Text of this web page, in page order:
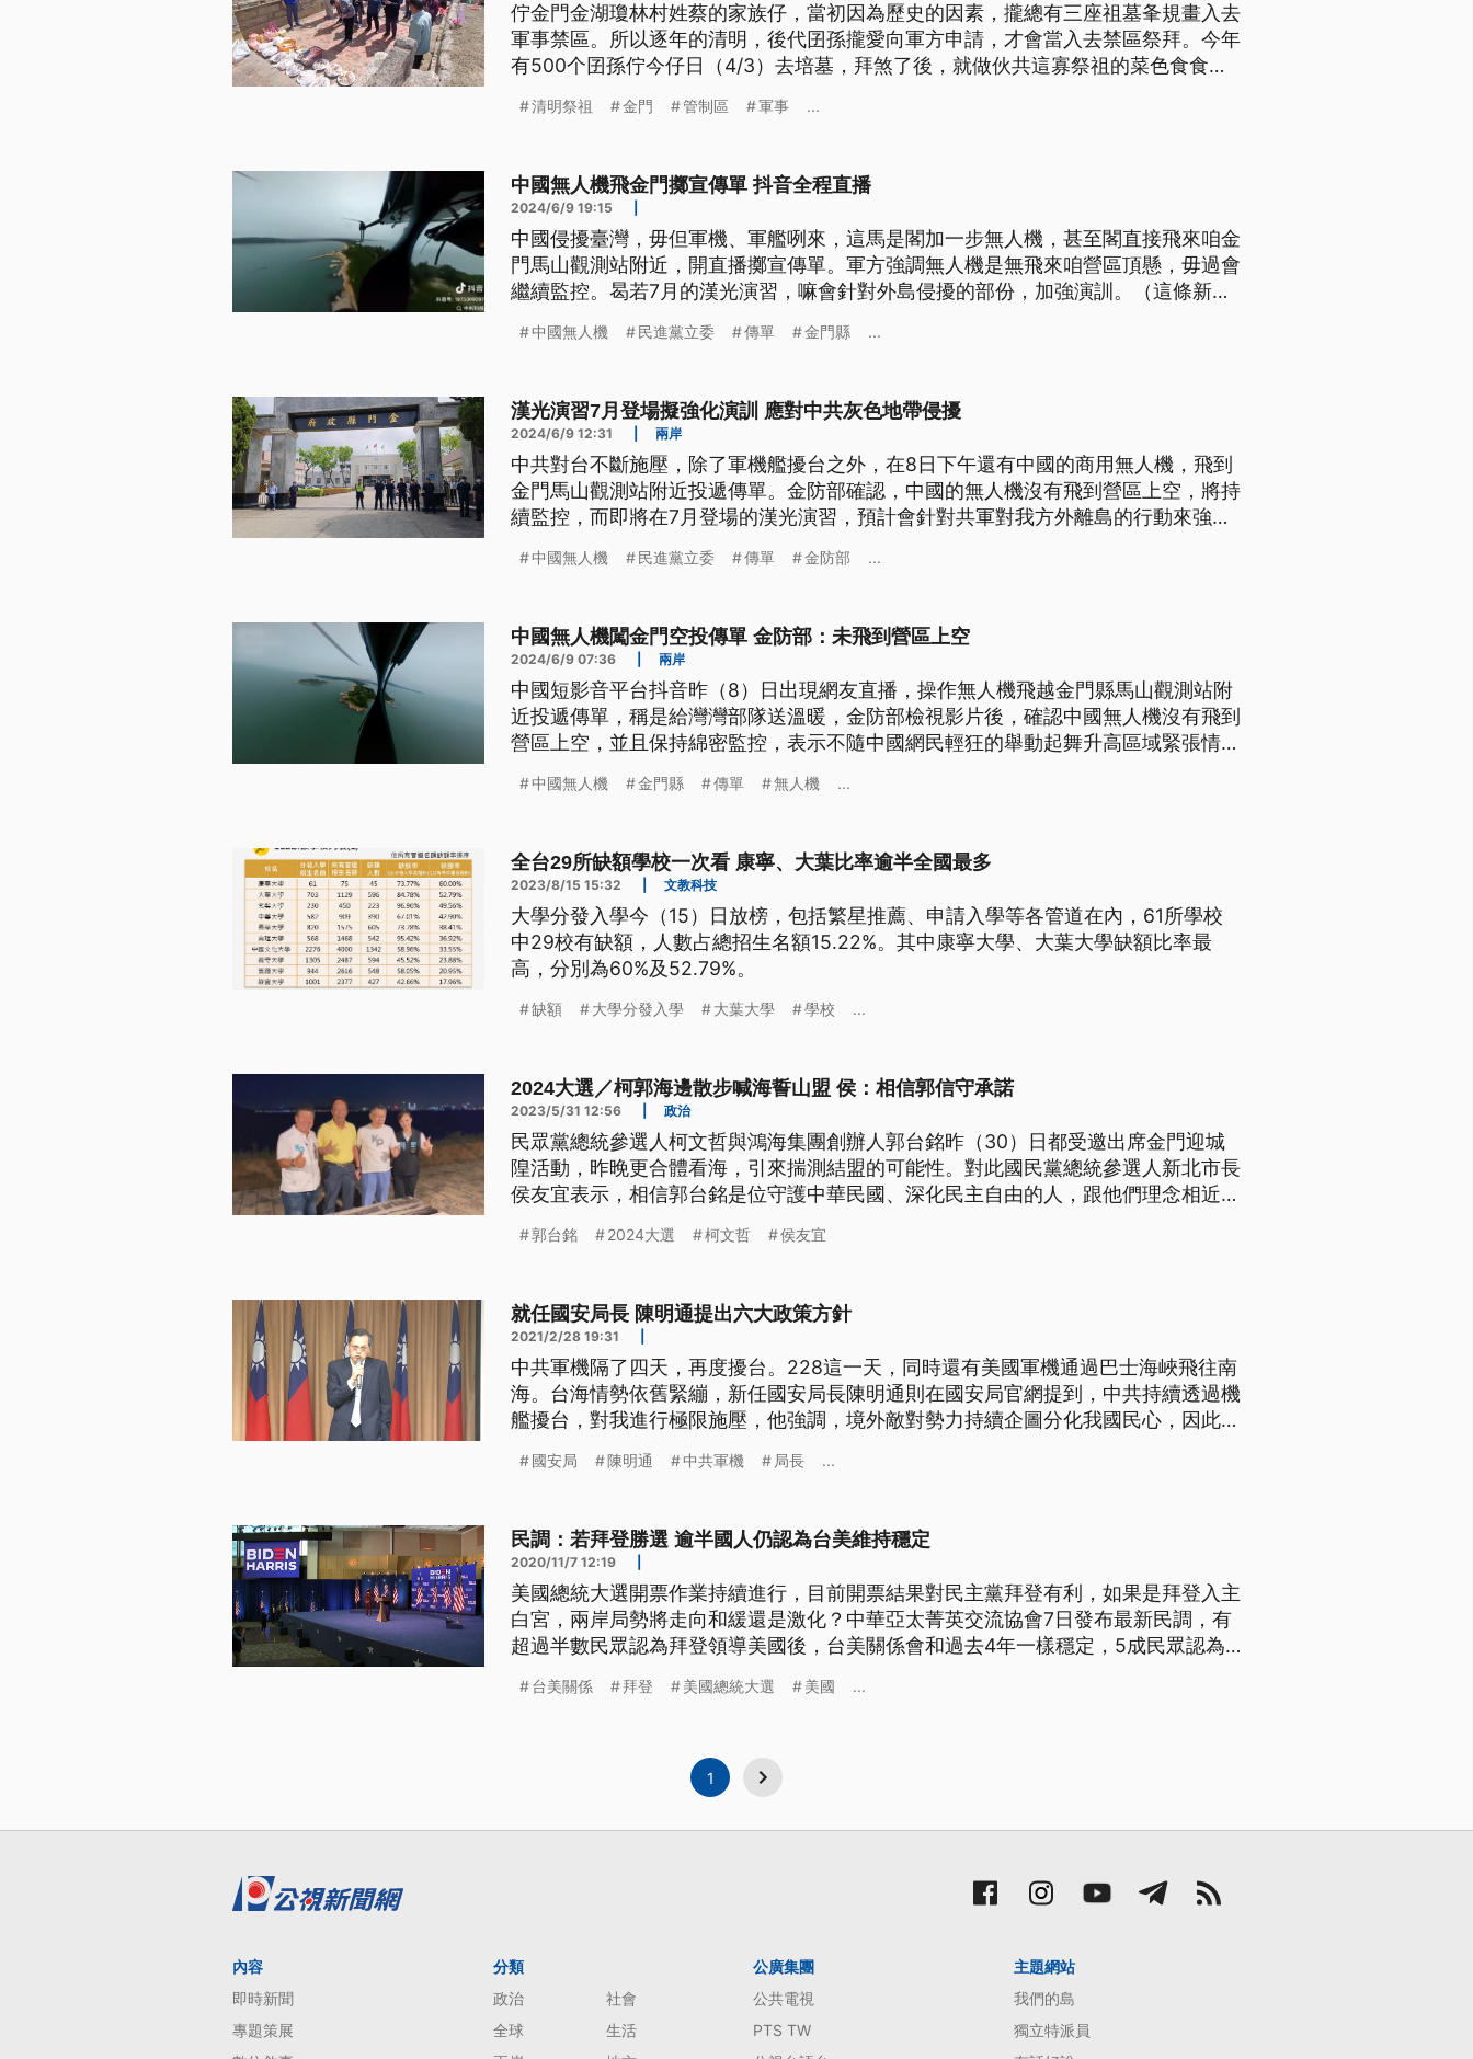
佇金門金湖瓊林村姓蔡的家族仔，當初因為歷史的因素，攏總有三座祖墓夆規畫入去
軍事禁區。所以逐年的清明，後代囝孫攏愛向軍方申請，才會當入去禁區祭拜。今年
有500个囝孫佇今仔日（4/3）去培墓，拜煞了後，就做伙共這寡祭祖的菜色食食
為台語文）
清明祭祖 金門 管制區 軍事 ...
中國無人機飛金門擲宣傳單 抖音全程直播
2024/6/9 19:15
中國侵擾臺灣，毋但軍機、軍艦咧來，這馬是閣加一步無人機，甚至閣直接飛來咱金
門馬山觀測站附近，開直播擲宣傳單。軍方強調無人機是無飛來咱營區頂懸，毋過會
繼續監控。曷若7月的漢光演習，嘛會針對外島侵擾的部份，加強演訓。（這條新聞
中國無人機 民進黨立委 傳單 金門縣 ...
漢光演習7月登場擬強化演訓 應對中共灰色地帶侵擾
2024/6/9 12:31 兩岸
中共對台不斷施壓，除了軍機艦擾台之外，在8日下午還有中國的商用無人機，飛到
金門馬山觀測站附近投遞傳單。金防部確認，中國的無人機沒有飛到營區上空，將持
續監控，而即將在7月登場的漢光演習，預計會針對共軍對我方外離島的行動來強化
中國無人機 民進黨立委 傳單 金防部 ...
中國無人機闖金門空投傳單 金防部：未飛到營區上空
2024/6/9 07:36 兩岸
中國短影音平台抖音昨（8）日出現網友直播，操作無人機飛越金門縣馬山觀測站附
近投遞傳單，稱是給灣灣部隊送溫暖，金防部檢視影片後，確認中國無人機沒有飛到
營區上空，並且保持綿密監控，表示不隨中國網民輕狂的舉動起舞升高區域緊張情
中國無人機 金門縣 傳單 無人機 ...
全台29所缺額學校一次看 康寧、大葉比率逾半全國最多
2023/8/15 15:32 文教科技
大學分發入學今（15）日放榜，包括繁星推薦、申請入學等各管道在內，61所學校
中29校有缺額，人數占總招生名額15.22%。其中康寧大學、大葉大學缺額比率最
高，分別為60%及52.79%。
缺額 大學分發入學 大葉大學 學校 ...
2024大選／柯郭海邊散步喊海誓山盟 侯：相信郭信守承諾
2023/5/31 12:56 政治
民眾黨總統參選人柯文哲與鴻海集團創辦人郭台銘昨（30）日都受邀出席金門迎城
隍活動，昨晚更合體看海，引來揣測結盟的可能性。對此國民黨總統參選人新北市長
侯友宜表示，相信郭台銘是位守護中華民國、深化民主自由的人，跟他們理念相近，
郭台銘 2024大選 柯文哲 侯友宜
就任國安局長 陳明通提出六大政策方針
2021/2/28 19:31
中共軍機隔了四天，再度擾台。228這一天，同時還有美國軍機通過巴士海峽飛往南
海。台海情勢依舊緊繃，新任國安局長陳明通則在國安局官網提到，中共持續透過機
艦擾台，對我進行極限施壓，他強調，境外敵對勢力持續企圖分化我國民心，因此提
台。軍事迷紀錄到，上午11時55分一架共機進入我ADIZ的西南空域，同時汕頭外
國安局 陳明通 中共軍機 局長 ...
民調：若拜登勝選 逾半國人仍認為台美維持穩定
2020/11/7 12:19
美國總統大選開票作業持續進行，目前開票結果對民主黨拜登有利，如果是拜登入主
白宮，兩岸局勢將走向和緩還是激化？中華亞太菁英交流協會7日發布最新民調，有
超過半數民眾認為拜登領導美國後，台美關係會和過去4年一樣穩定，5成民眾認為
大學國際暨大陸事務學系教授盧政鋒認為：「(拜登)對中國的立場上有一些前後
台美關係 拜登 美國總統大選 美國 ...
1
內容
即時新聞
專題策展
分類
政治
社會
全球
生活
公廣集團
公共電視
PTS TW
主題網站
我們的島
獨立特派員